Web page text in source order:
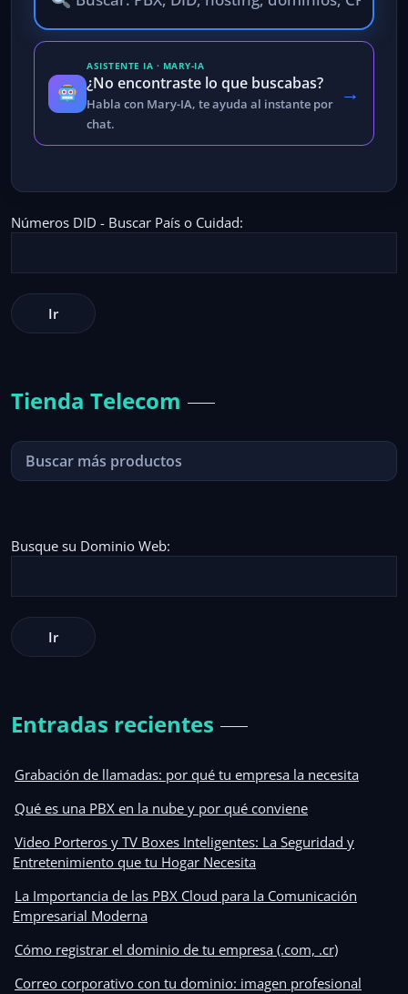
ASISTENTE IA · MARY-IA
¿No encontraste lo que buscabas?
Habla con Mary-IA, te ayuda al instante por
chat.
→
Números DID - Buscar País o Cuidad:
Tienda Telecom
Busque su Dominio Web:
Entradas recientes
Grabación de llamadas: por qué tu empresa la necesita
Qué es una PBX en la nube y por qué conviene
Video Porteros y TV Boxes Inteligentes: La Seguridad y
Entretenimiento que tu Hogar Necesita
La Importancia de las PBX Cloud para la Comunicación
Empresarial Moderna
Cómo registrar el dominio de tu empresa (.com, .cr)
Correo corporativo con tu dominio: imagen profesional